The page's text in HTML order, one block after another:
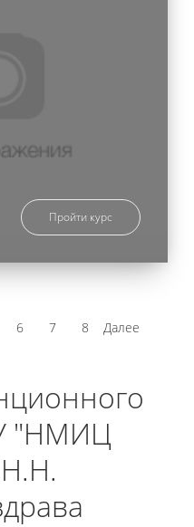
Пройти курс
6 7 8 Далее
"НМИЦ